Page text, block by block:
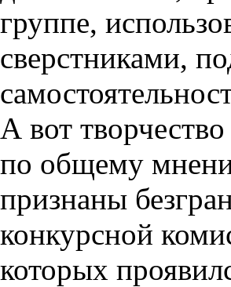
группе,
сверстниками,
А вот
по общему
признаны
конкурсной
которых